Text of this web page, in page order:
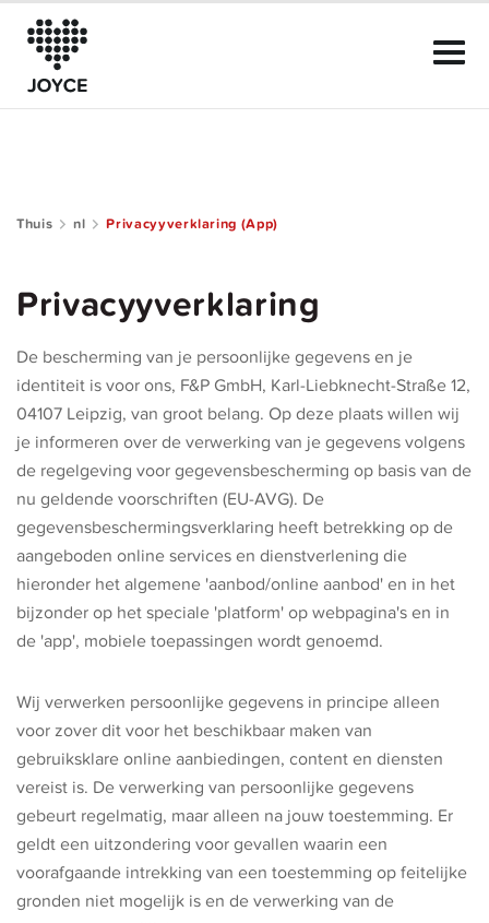
Thuis nl Privacyyverklaring (App)
Privacyyverklaring
De bescherming van je persoonlijke gegevens en je
identiteit is voor ons, F&P GmbH, Karl-Liebknecht-Straße 12,
04107 Leipzig, van groot belang. Op deze plaats willen wij
je informeren over de verwerking van je gegevens volgens
de regelgeving voor gegevensbescherming op basis van de
nu geldende voorschriften (EU-AVG). De
gegevensbeschermingsverklaring heeft betrekking op de
aangeboden online services en dienstverlening die
hieronder het algemene 'aanbod/online aanbod' en in het
bijzonder op het speciale 'platform' op webpagina's en in
de 'app', mobiele toepassingen wordt genoemd.
Wij verwerken persoonlijke gegevens in principe alleen
voor zover dit voor het beschikbaar maken van
gebruiksklare online aanbiedingen, content en diensten
vereist is. De verwerking van persoonlijke gegevens
gebeurt regelmatig, maar alleen na jouw toestemming. Er
geldt een uitzondering voor gevallen waarin een
voorafgaande intrekking van een toestemming op feitelijke
gronden niet mogelijk is en de verwerking van de
De Club
Onze Regels
Helpen